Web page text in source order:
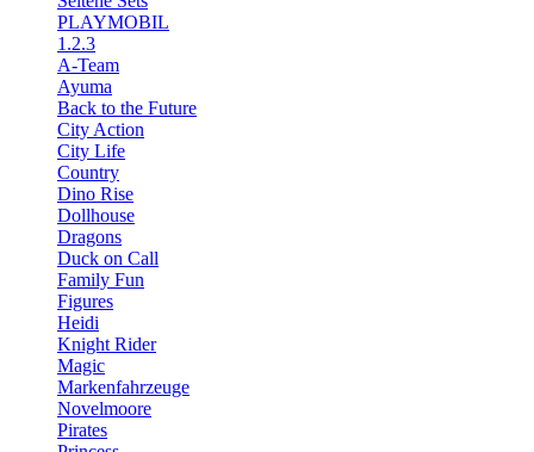
PLAYMOBIL
1.2.3
A-Team
Ayuma
Back to the Future
City Action
City Life
Country
Dino Rise
Dollhouse
Dragons
Duck on Call
Family Fun
Figures
Heidi
Knight Rider
Magic
Markenfahrzeuge
Novelmoore
Pirates